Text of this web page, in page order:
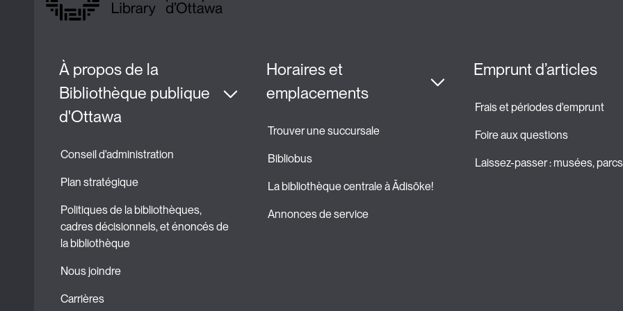
À propos de la
Bibliothèque publique
d'Ottawa
Conseil d'administration
Plan stratégique
Politiques de la bibliothèques,
cadres décisionnels, et énoncés de
la bibliothèque
Nous joindre
Carrières
Horaires et
emplacements
Trouver une succursale
Bibliobus
La bibliothèque centrale à Ādisōke!
Annonces de service
Emprunt d’articles
Frais et périodes d'emprunt
Foire aux questions
Laissez-passer : musées,